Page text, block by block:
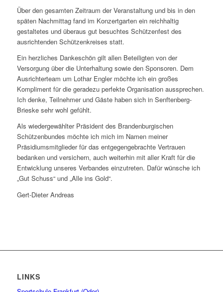
Über den gesamten Zeitraum der Veranstaltung und bis in den
späten Nachmittag fand im Konzertgarten ein reichhaltig
gestaltetes und überaus gut besuchtes Schützenfest des
ausrichtenden Schützenkreises statt.
Ein herzliches Dankeschön gilt allen Beteiligten von der
Versorgung über die Unterhaltung sowie den Sponsoren. Dem
Ausrichterteam um Lothar Engler möchte ich ein großes
Kompliment für die geradezu perfekte Organisation aussprechen.
Ich denke, Teilnehmer und Gäste haben sich in Senftenberg-
Brieske sehr wohl gefühlt.
Als wiedergewählter Präsident des Brandenburgischen
Schützenbundes möchte ich mich im Namen meiner
Präsidiumsmitglieder für das entgegengebrachte Vertrauen
bedanken und versichern, auch weiterhin mit aller Kraft für die
Entwicklung unseres Verbandes einzutreten. Dafür wünsche ich
„Gut Schuss“ und „Alle ins Gold“.
Gert-Dieter Andreas
LINKS